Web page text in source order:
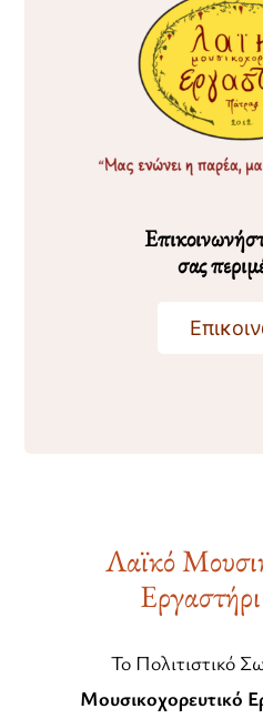
σας
Λαϊκό
Το Πολιτιστικό
Μουσικοχορευτικό